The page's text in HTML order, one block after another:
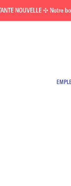
NOUVELLE ✣ Notre